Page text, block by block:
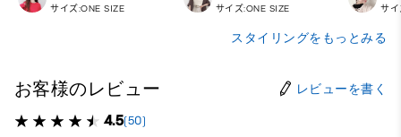
サイズ:ONE SIZE サイズ:ONE SIZE サ
スタイリングをもっとみる
お客様のレビュー レビューを書く
4.5(50)